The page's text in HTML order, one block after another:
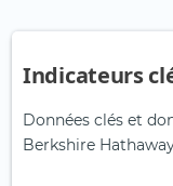
Indicateurs
Données clés et
Berkshire